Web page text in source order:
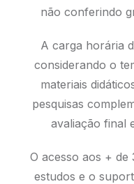
não conferindo
A carga horária
considerando o
materiais
pesquisas
avaliação final
O acesso aos +
estudos e o